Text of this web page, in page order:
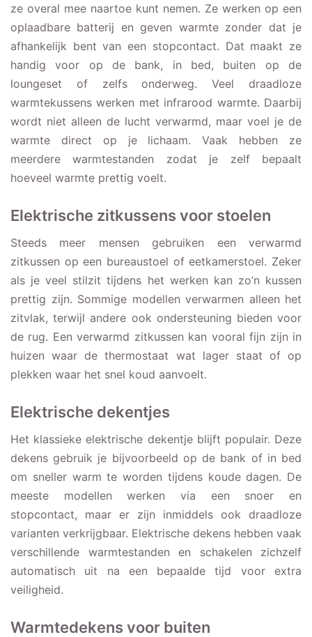
ze overal mee naartoe kunt nemen. Ze werken op een
oplaadbare batterij en geven warmte zonder dat je
afhankelijk bent van een stopcontact. Dat maakt ze
handig voor op de bank, in bed, buiten op de
loungeset of zelfs onderweg. Veel draadloze
warmtekussens werken met infrarood warmte. Daarbij
wordt niet alleen de lucht verwarmd, maar voel je de
warmte direct op je lichaam. Vaak hebben ze
meerdere warmtestanden zodat je zelf bepaalt
hoeveel warmte prettig voelt.
Elektrische zitkussens voor stoelen
Steeds meer mensen gebruiken een verwarmd
zitkussen op een bureaustoel of eetkamerstoel. Zeker
als je veel stilzit tijdens het werken kan zo’n kussen
prettig zijn. Sommige modellen verwarmen alleen het
zitvlak, terwijl andere ook ondersteuning bieden voor
de rug. Een verwarmd zitkussen kan vooral fijn zijn in
huizen waar de thermostaat wat lager staat of op
plekken waar het snel koud aanvoelt.
Elektrische dekentjes
Het klassieke elektrische dekentje blijft populair. Deze
dekens gebruik je bijvoorbeeld op de bank of in bed
om sneller warm te worden tijdens koude dagen. De
meeste modellen werken via een snoer en
stopcontact, maar er zijn inmiddels ook draadloze
varianten verkrijgbaar. Elektrische dekens hebben vaak
verschillende warmtestanden en schakelen zichzelf
automatisch uit na een bepaalde tijd voor extra
veiligheid.
Warmtedekens voor buiten